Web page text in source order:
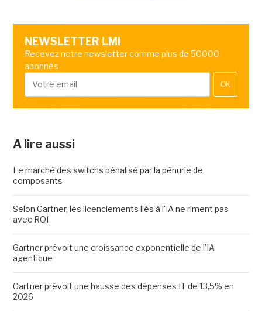
NEWSLETTER LMI
Recevez notre newsletter comme plus de 50000
abonnés
OK
A lire aussi
Le marché des switchs pénalisé par la pénurie de
composants
Selon Gartner, les licenciements liés à l'IA ne riment pas
avec ROI
Gartner prévoit une croissance exponentielle de l'IA
agentique
Gartner prévoit une hausse des dépenses IT de 13,5% en
2026